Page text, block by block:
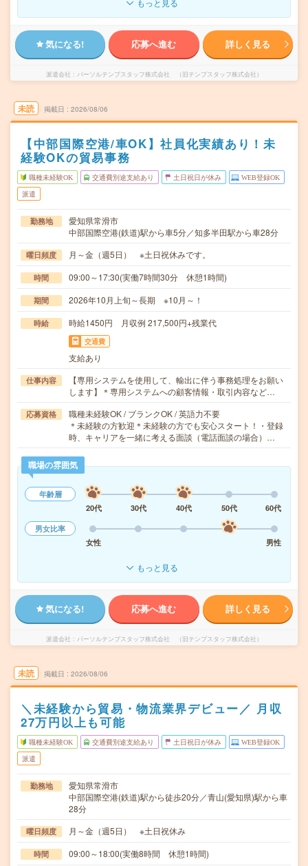
もっと見る
気になる! 応募へ進む 詳しく見る
派遣会社 パーソルテンプスタッフ株式会社 （旧テンプスタッフ株式会社）
未読 掲載日 2026/08/06
【中部国際空港/車OK】社員化実績あり！未
経験OKの貿易事務
職種未経験OK 交通費別途支給あり 土日祝日が休み WEB登録OK
派遣
勤務地
愛知県常滑市
中部国際空港(鉄道)駅から車5分／知多半田駅から車28分
曜日頻度 月～金（週5日） ※土日祝休みです。
時間 09:00～17:30(実働7時間30分 休憩1時間)
期間 2026年10月上旬～長期 ※10月～！
時給 時給1450円 月収例 217,500円+残業代
交通費
支給あり
仕事内容
【専用システムを使用して、輸出に伴う事務処理をお願い
します】＊専用システムへの顧客情報・取引内容など…
応募資格
職種未経験OK / ブランクOK / 英語力不要
＊未経験の方歓迎＊未経験の方でも安心スタート！・登録
時、キャリアを一緒に考える面談（電話面談の場合）…
職場の雰囲気
年齢層
20代
30代 40代 50代
60代
男女比率
女性
男性
もっと見る
気になる! 応募へ進む 詳しく見る
派遣会社 パーソルテンプスタッフ株式会社 （旧テンプスタッフ株式会社）
未読 掲載日 2026/08/06
＼未経験から貿易・物流業界デビュー／ 月収
27万円以上も可能
職種未経験OK 交通費別途支給あり 土日祝日が休み WEB登録OK
派遣
勤務地
愛知県常滑市
中部国際空港(鉄道)駅から徒歩20分／青山(愛知県)駅から車
28分
曜日頻度 月～金（週5日） ※土日祝休み
時間 09:00～18:00(実働8時間 休憩1時間)